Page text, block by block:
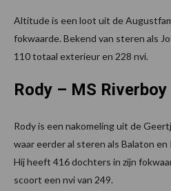
Altitude is een loot uit de
fokwaarde. Bekend van steren als
110 totaal exterieur en 228 nvi.
Rody – MS
Rody is een nakomeling uit de
waar eerder al steren als Balaton
Hij heeft 416 dochters in zijn
scoort een nvi van 249.